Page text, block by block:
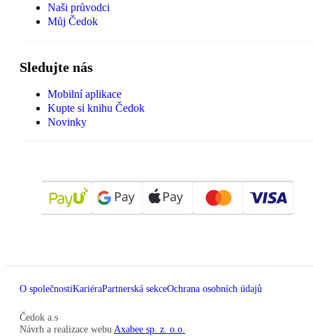
Naši průvodci
Můj Čedok
Sledujte nás
Mobilní aplikace
Kupte si knihu Čedok
Novinky
O společnostiKariéraPartnerská sekceOchrana osobních údajů
Čedok a.s
Návrh a realizace webu Axabee sp. z. o.o.